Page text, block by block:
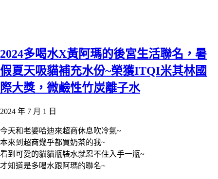
2024多喝水X黃阿瑪的後宮生活聯名，暑
假夏天吸貓補充水份~榮獲ITQI米其林國
際大獎，微鹼性竹炭離子水
2024 年 7 月 1 日
今天和老婆哈迪來超商休息吹冷氣~
本來到超商幾乎都買奶茶的我~
看到可愛的貓貓瓶裝水就忍不住入手一瓶~
才知道是多喝水跟阿瑪的聯名~